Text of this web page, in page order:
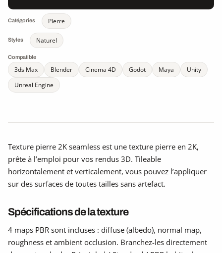
Catégories Pierre
Styles Naturel
Compatible
3ds Max Blender Cinema 4D Godot Maya
Unity
Unreal Engine
Texture pierre 2K seamless est une texture pierre en 2K,
prête à l’emploi pour vos rendus 3D. Tileable
horizontalement et verticalement, vous pouvez l’appliquer
sur des surfaces de toutes tailles sans artefact.
Spécifications de la texture
4 maps PBR sont incluses : diffuse (albedo), normal map,
roughness et ambient occlusion. Branchez-les directement